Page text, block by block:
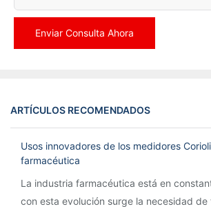
Enviar Consulta Ahora
ARTÍCULOS RECOMENDADOS
Usos innovadores de los medidores
farmacéutica
La industria farmacéutica está en
con esta evolución surge la necesidad de